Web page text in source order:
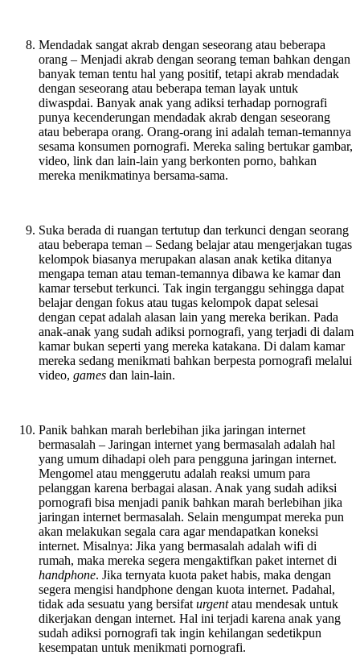
Mendadak sangat akrab dengan seseorang atau beberapa
orang – Menjadi akrab dengan seorang teman bahkan dengan
banyak teman tentu hal yang positif, tetapi akrab mendadak
dengan seseorang atau beberapa teman layak untuk
diwaspdai. Banyak anak yang adiksi terhadap pornografi
punya kecenderungan mendadak akrab dengan seseorang
atau beberapa orang. Orang-orang ini adalah teman-temannya
sesama konsumen pornografi. Mereka saling bertukar gambar,
video, link dan lain-lain yang berkonten porno, bahkan
mereka menikmatinya bersama-sama.
Suka berada di ruangan tertutup dan terkunci dengan seorang
atau beberapa teman – Sedang belajar atau mengerjakan tugas
kelompok biasanya merupakan alasan anak ketika ditanya
mengapa teman atau teman-temannya dibawa ke kamar dan
kamar tersebut terkunci. Tak ingin terganggu sehingga dapat
belajar dengan fokus atau tugas kelompok dapat selesai
dengan cepat adalah alasan lain yang mereka berikan. Pada
anak-anak yang sudah adiksi pornografi, yang terjadi di dalam
kamar bukan seperti yang mereka katakana. Di dalam kamar
mereka sedang menikmati bahkan berpesta pornografi melalui
video, games dan lain-lain.
Panik bahkan marah berlebihan jika jaringan internet
bermasalah – Jaringan internet yang bermasalah adalah hal
yang umum dihadapi oleh para pengguna jaringan internet.
Mengomel atau menggerutu adalah reaksi umum para
pelanggan karena berbagai alasan. Anak yang sudah adiksi
pornografi bisa menjadi panik bahkan marah berlebihan jika
jaringan internet bermasalah. Selain mengumpat mereka pun
akan melakukan segala cara agar mendapatkan koneksi
internet. Misalnya: Jika yang bermasalah adalah wifi di
rumah, maka mereka segera mengaktifkan paket internet di
handphone. Jika ternyata kuota paket habis, maka dengan
segera mengisi handphone dengan kuota internet. Padahal,
tidak ada sesuatu yang bersifat urgentatau mendesak untuk
dikerjakan dengan internet. Hal ini terjadi karena anak yang
sudah adiksi pornografi tak ingin kehilangan sedetikpun
kesempatan untuk menikmati pornografi.